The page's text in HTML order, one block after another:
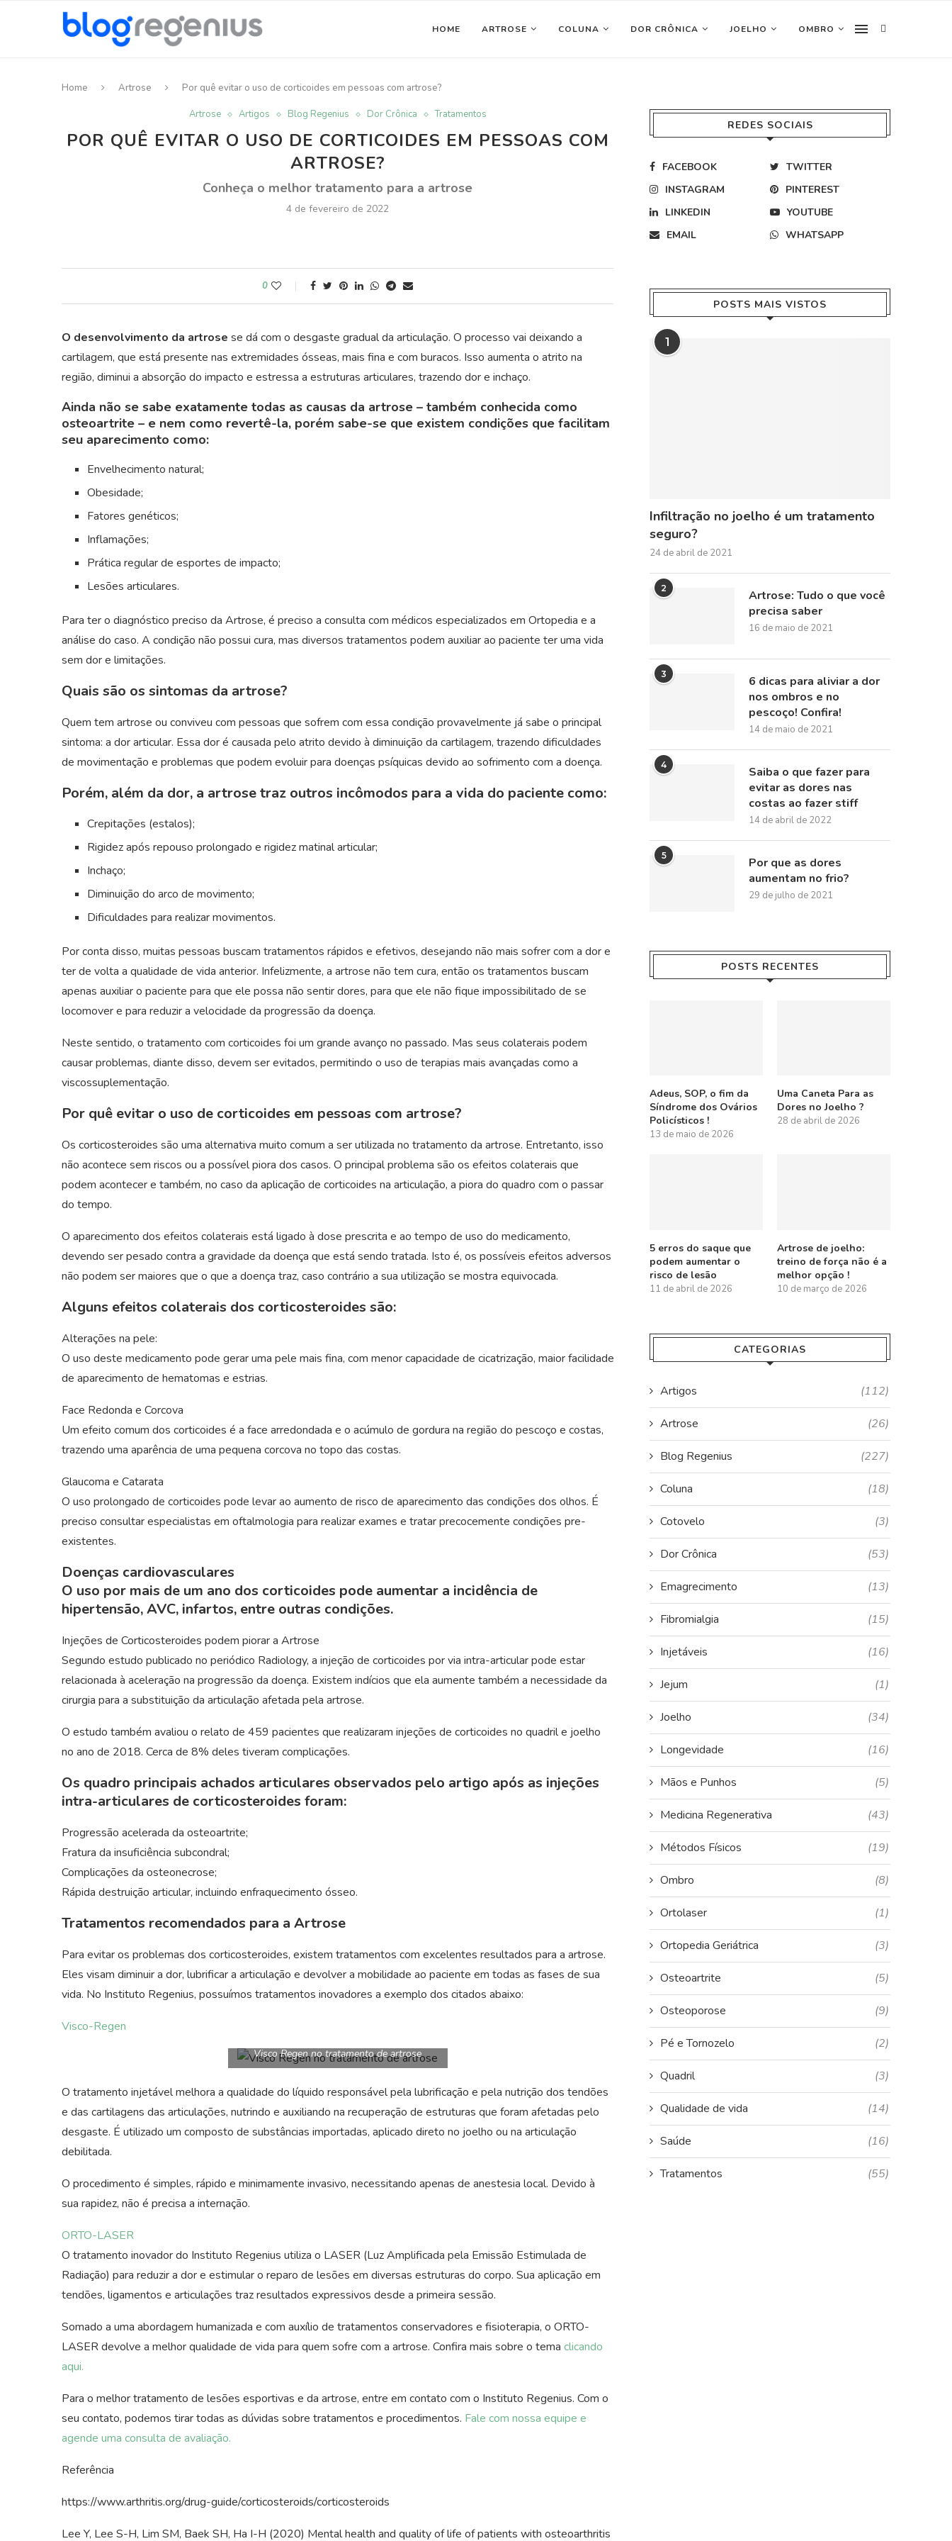
HOME ARTROSE COLUNA DOR CRÔNICA JOELHO OMBRO
Home Artrose Por quê evitar o uso de corticoides em pessoas com artrose?
Artrose Artigos Blog Regenius Dor Crônica Tratamentos
POR QUÊ EVITAR O USO DE CORTICOIDES EM PESSOAS COM
ARTROSE?
Conheça o melhor tratamento para a artrose
4 de fevereiro de 2022
0
O desenvolvimento da artrose se dá com o desgaste gradual da articulação. O processo vai deixando a
cartilagem, que está presente nas extremidades ósseas, mais fina e com buracos. Isso aumenta o atrito na
região, diminui a absorção do impacto e estressa a estruturas articulares, trazendo dor e inchaço.
Ainda não se sabe exatamente todas as causas da artrose – também conhecida como
osteoartrite – e nem como revertê-la, porém sabe-se que existem condições que facilitam
seu aparecimento como:
Envelhecimento natural;
Obesidade;
Fatores genéticos;
Inflamações;
Prática regular de esportes de impacto;
Lesões articulares.
Para ter o diagnóstico preciso da Artrose, é preciso a consulta com médicos especializados em Ortopedia e a
análise do caso. A condição não possui cura, mas diversos tratamentos podem auxiliar ao paciente ter uma vida
sem dor e limitações.
Quais são os sintomas da artrose?
Quem tem artrose ou conviveu com pessoas que sofrem com essa condição provavelmente já sabe o principal
sintoma: a dor articular. Essa dor é causada pelo atrito devido à diminuição da cartilagem, trazendo dificuldades
de movimentação e problemas que podem evoluir para doenças psíquicas devido ao sofrimento com a doença.
Porém, além da dor, a artrose traz outros incômodos para a vida do paciente como:
Crepitações (estalos);
Rigidez após repouso prolongado e rigidez matinal articular;
Inchaço;
Diminuição do arco de movimento;
Dificuldades para realizar movimentos.
Por conta disso, muitas pessoas buscam tratamentos rápidos e efetivos, desejando não mais sofrer com a dor e
ter de volta a qualidade de vida anterior. Infelizmente, a artrose não tem cura, então os tratamentos buscam
apenas auxiliar o paciente para que ele possa não sentir dores, para que ele não fique impossibilitado de se
locomover e para reduzir a velocidade da progressão da doença.
Neste sentido, o tratamento com corticoides foi um grande avanço no passado. Mas seus colaterais podem
causar problemas, diante disso, devem ser evitados, permitindo o uso de terapias mais avançadas como a
viscossuplementação.
Por quê evitar o uso de corticoides em pessoas com artrose?
Os corticosteroides são uma alternativa muito comum a ser utilizada no tratamento da artrose. Entretanto, isso
não acontece sem riscos ou a possível piora dos casos. O principal problema são os efeitos colaterais que
podem acontecer e também, no caso da aplicação de corticoides na articulação, a piora do quadro com o passar
do tempo.
O aparecimento dos efeitos colaterais está ligado à dose prescrita e ao tempo de uso do medicamento,
devendo ser pesado contra a gravidade da doença que está sendo tratada. Isto é, os possíveis efeitos adversos
não podem ser maiores que o que a doença traz, caso contrário a sua utilização se mostra equivocada.
Alguns efeitos colaterais dos corticosteroides são:
Alterações na pele:
O uso deste medicamento pode gerar uma pele mais fina, com menor capacidade de cicatrização, maior facilidade
de aparecimento de hematomas e estrias.
Face Redonda e Corcova
Um efeito comum dos corticoides é a face arredondada e o acúmulo de gordura na região do pescoço e costas,
trazendo uma aparência de uma pequena corcova no topo das costas.
Glaucoma e Catarata
O uso prolongado de corticoides pode levar ao aumento de risco de aparecimento das condições dos olhos. É
preciso consultar especialistas em oftalmologia para realizar exames e tratar precocemente condições pre-
existentes.
Doenças cardiovasculares
O uso por mais de um ano dos corticoides pode aumentar a incidência de
hipertensão, AVC, infartos, entre outras condições.
Injeções de Corticosteroides podem piorar a Artrose
Segundo estudo publicado no periódico Radiology, a injeção de corticoides por via intra-articular pode estar
relacionada à aceleração na progressão da doença. Existem indícios que ela aumente também a necessidade da
cirurgia para a substituição da articulação afetada pela artrose.
O estudo também avaliou o relato de 459 pacientes que realizaram injeções de corticoides no quadril e joelho
no ano de 2018. Cerca de 8% deles tiveram complicações.
Os quadro principais achados articulares observados pelo artigo após as injeções
intra-articulares de corticosteroides foram:
Progressão acelerada da osteoartrite;
Fratura da insuficiência subcondral;
Complicações da osteonecrose;
Rápida destruição articular, incluindo enfraquecimento ósseo.
Tratamentos recomendados para a Artrose
Para evitar os problemas dos corticosteroides, existem tratamentos com excelentes resultados para a artrose.
Eles visam diminuir a dor, lubrificar a articulação e devolver a mobilidade ao paciente em todas as fases de sua
vida. No Instituto Regenius, possuímos tratamentos inovadores a exemplo dos citados abaixo:
Visco-Regen
Visco Regen no tratamento de artrose
O tratamento injetável melhora a qualidade do líquido responsável pela lubrificação e pela nutrição dos tendões
e das cartilagens das articulações, nutrindo e auxiliando na recuperação de estruturas que foram afetadas pelo
desgaste. É utilizado um composto de substâncias importadas, aplicado direto no joelho ou na articulação
debilitada.
O procedimento é simples, rápido e minimamente invasivo, necessitando apenas de anestesia local. Devido à
sua rapidez, não é precisa a internação.
ORTO-LASER
O tratamento inovador do Instituto Regenius utiliza o LASER (Luz Amplificada pela Emissão Estimulada de
Radiação) para reduzir a dor e estimular o reparo de lesões em diversas estruturas do corpo. Sua aplicação em
tendões, ligamentos e articulações traz resultados expressivos desde a primeira sessão.
Somado a uma abordagem humanizada e com auxílio de tratamentos conservadores e fisioterapia, o ORTO-
LASER devolve a melhor qualidade de vida para quem sofre com a artrose. Confira mais sobre o tema clicando
aqui.
Para o melhor tratamento de lesões esportivas e da artrose, entre em contato com o Instituto Regenius. Com o
seu contato, podemos tirar todas as dúvidas sobre tratamentos e procedimentos. Fale com nossa equipe e
agende uma consulta de avaliação.
Referência
https://www.arthritis.org/drug-guide/corticosteroids/corticosteroids
Lee Y, Lee S-H, Lim SM, Baek SH, Ha I-H (2020) Mental health and quality of life of patients with osteoarthritis
REDES SOCIAIS
FACEBOOK
TWITTER
INSTAGRAM
PINTEREST
LINKEDIN
YOUTUBE
EMAIL
WHATSAPP
POSTS MAIS VISTOS
1
Infiltração no joelho é um tratamento
seguro?
24 de abril de 2021
2
Artrose: Tudo o que você
precisa saber
16 de maio de 2021
3
6 dicas para aliviar a dor
nos ombros e no
pescoço! Confira!
14 de maio de 2021
4
Saiba o que fazer para
evitar as dores nas
costas ao fazer stiff
14 de abril de 2022
5
Por que as dores
aumentam no frio?
29 de julho de 2021
POSTS RECENTES
Adeus, SOP, o fim da
Síndrome dos Ovários
Policísticos !
13 de maio de 2026
Uma Caneta Para as
Dores no Joelho ?
28 de abril de 2026
5 erros do saque que
podem aumentar o
risco de lesão
11 de abril de 2026
Artrose de joelho:
treino de força não é a
melhor opção !
10 de março de 2026
CATEGORIAS
Artigos (112)
Artrose (26)
Blog Regenius (227)
Coluna (18)
Cotovelo (3)
Dor Crônica (53)
Emagrecimento (13)
Fibromialgia (15)
Injetáveis (16)
Jejum (1)
Joelho (34)
Longevidade (16)
Mãos e Punhos (5)
Medicina Regenerativa (43)
Métodos Físicos (19)
Ombro (8)
Ortolaser (1)
Ortopedia Geriátrica (3)
Osteoartrite (5)
Osteoporose (9)
Pé e Tornozelo (2)
Quadril (3)
Qualidade de vida (14)
Saúde (16)
Tratamentos (55)